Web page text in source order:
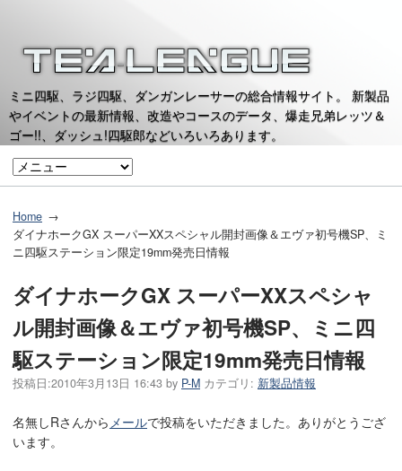
ミニ四駆、ラジ四駆、ダンガンレーサーの総合情報サイト。 新製品
やイベントの最新情報、改造やコースのデータ、爆走兄弟レッツ＆
ゴー!!、ダッシュ!四駆郎などいろいろあります。
Home
ダイナホークGX スーパーXXスペシャル開封画像＆エヴァ初号機SP、ミ
ニ四駆ステーション限定19mm発売日情報
ダイナホークGX スーパーXXスペシャ
ル開封画像＆エヴァ初号機SP、ミニ四
駆ステーション限定19mm発売日情報
投稿日:2010年3月13日 16:43 by P-M カテゴリ: 新製品情報
名無しRさんから メールで投稿をいただきました。ありがとうござ
います。